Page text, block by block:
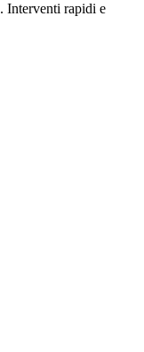
. Interventi rapidi e